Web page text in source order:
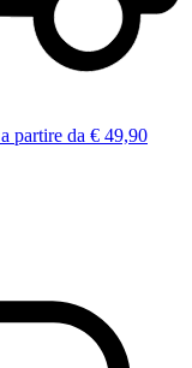
a partire da € 49,90